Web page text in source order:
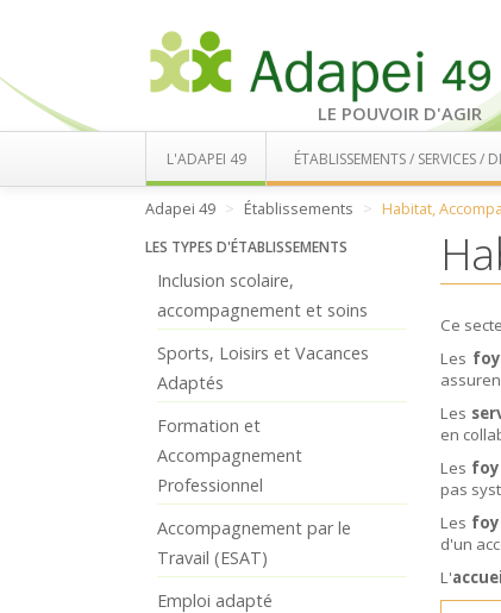
LE POUVOIR D'AGIR
L'ADAPEI 49 ÉTABLISSEMENTS / SERVICES /
Adapei 49 Établissements
Habitat,
LES TYPES D'ÉTABLISSEMENTS
Inclusion scolaire,
accompagnement et soins
Sports, Loisirs et Vacances
Adaptés
Formation et
Accompagnement
Professionnel
Accompagnement par le
Travail (ESAT)
Emploi adapté
Ce
Les
Les
en
Les
pas
Les
d'un
L'